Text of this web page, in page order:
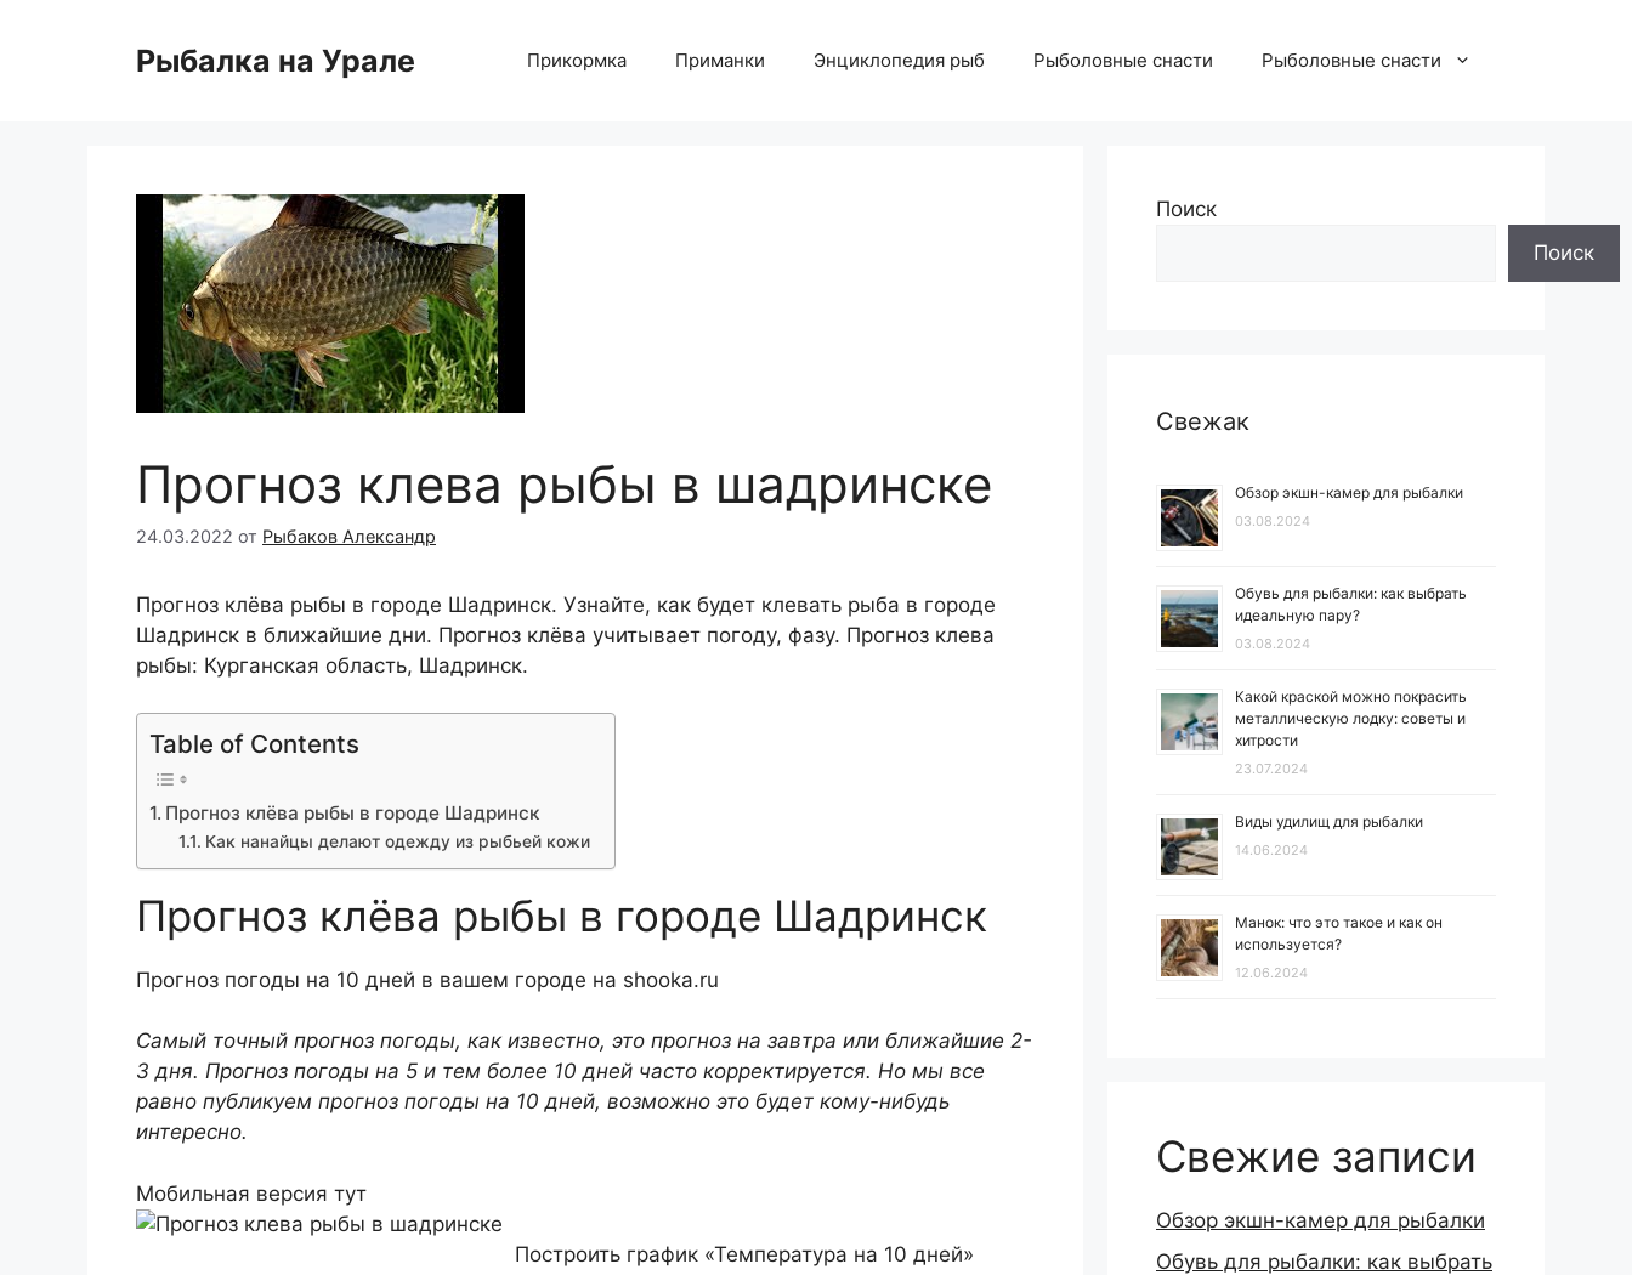
содержимомуРыбалка на Урале Прикормка Приманки Энциклопедия рыб Рыболовные снасти Рыболовные снасти
Прогноз клева рыбы в шадринске
24.03.2022 от Рыбаков Александр
Прогноз клёва рыбы в городе Шадринск. Узнайте, как будет клевать рыба в городе
Шадринск в ближайшие дни. Прогноз клёва учитывает погоду, фазу. Прогноз клева
рыбы: Курганская область, Шадринск.
Table of Contents
Прогноз клёва рыбы в городе Шадринск
Как нанайцы делают одежду из рыбьей кожи
Прогноз клёва рыбы в городе Шадринск
Прогноз погоды на 10 дней в вашем городе на shooka.ru
Самый точный прогноз погоды, как известно, это прогноз на завтра или ближайшие 2-
3 дня. Прогноз погоды на 5 и тем более 10 дней часто корректируется. Но мы все
равно публикуем прогноз погоды на 10 дней, возможно это будет кому-нибудь
интересно.
Мобильная версия тут
Построить график «Температура на 10 дней»
Поиск
Поиск
Свежак
Обзор экшн-камер для рыбалки
03.08.2024
Обувь для рыбалки: как выбрать
идеальную пару?
03.08.2024
Какой краской можно покрасить
металлическую лодку: советы и
хитрости
23.07.2024
Виды удилищ для рыбалки
14.06.2024
Манок: что это такое и как он
используется?
12.06.2024
Свежие записи
Обзор экшн-камер для рыбалки
Обувь для рыбалки: как выбрать